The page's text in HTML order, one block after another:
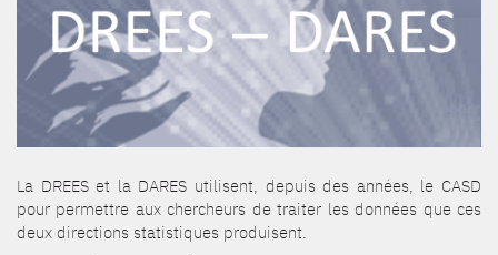
La DREES et la DARES utilisent, depuis des années, le CASD
pour permettre aux chercheurs de traiter les données que ces
deux directions statistiques produisent.